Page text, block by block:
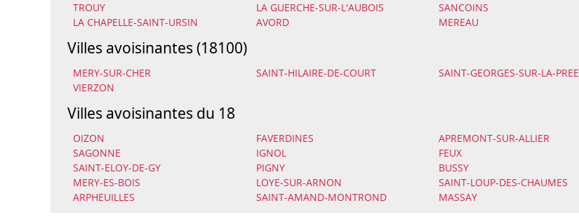
TROUY
LA GUERCHE-SUR-L'AUBOIS
SANCOINS
LA CHAPELLE-SAINT-URSIN
AVORD MEREAU
Villes avoisinantes (18100)
MERY-SUR-CHER SAINT-HILAIRE-DE-COURT
SAINT-GEORGES-SUR-LA-PREE
VIERZON
Villes avoisinantes du 18
OIZON FAVERDINES
APREMONT-SUR-ALLIER
SAGONNE
IGNOL
FEUX
SAINT-ELOY-DE-GY
PIGNY
BUSSY
MERY-ES-BOIS
LOYE-SUR-ARNON
SAINT-LOUP-DES-CHAUMES
ARPHEUILLES
SAINT-AMAND-MONTROND MASSAY